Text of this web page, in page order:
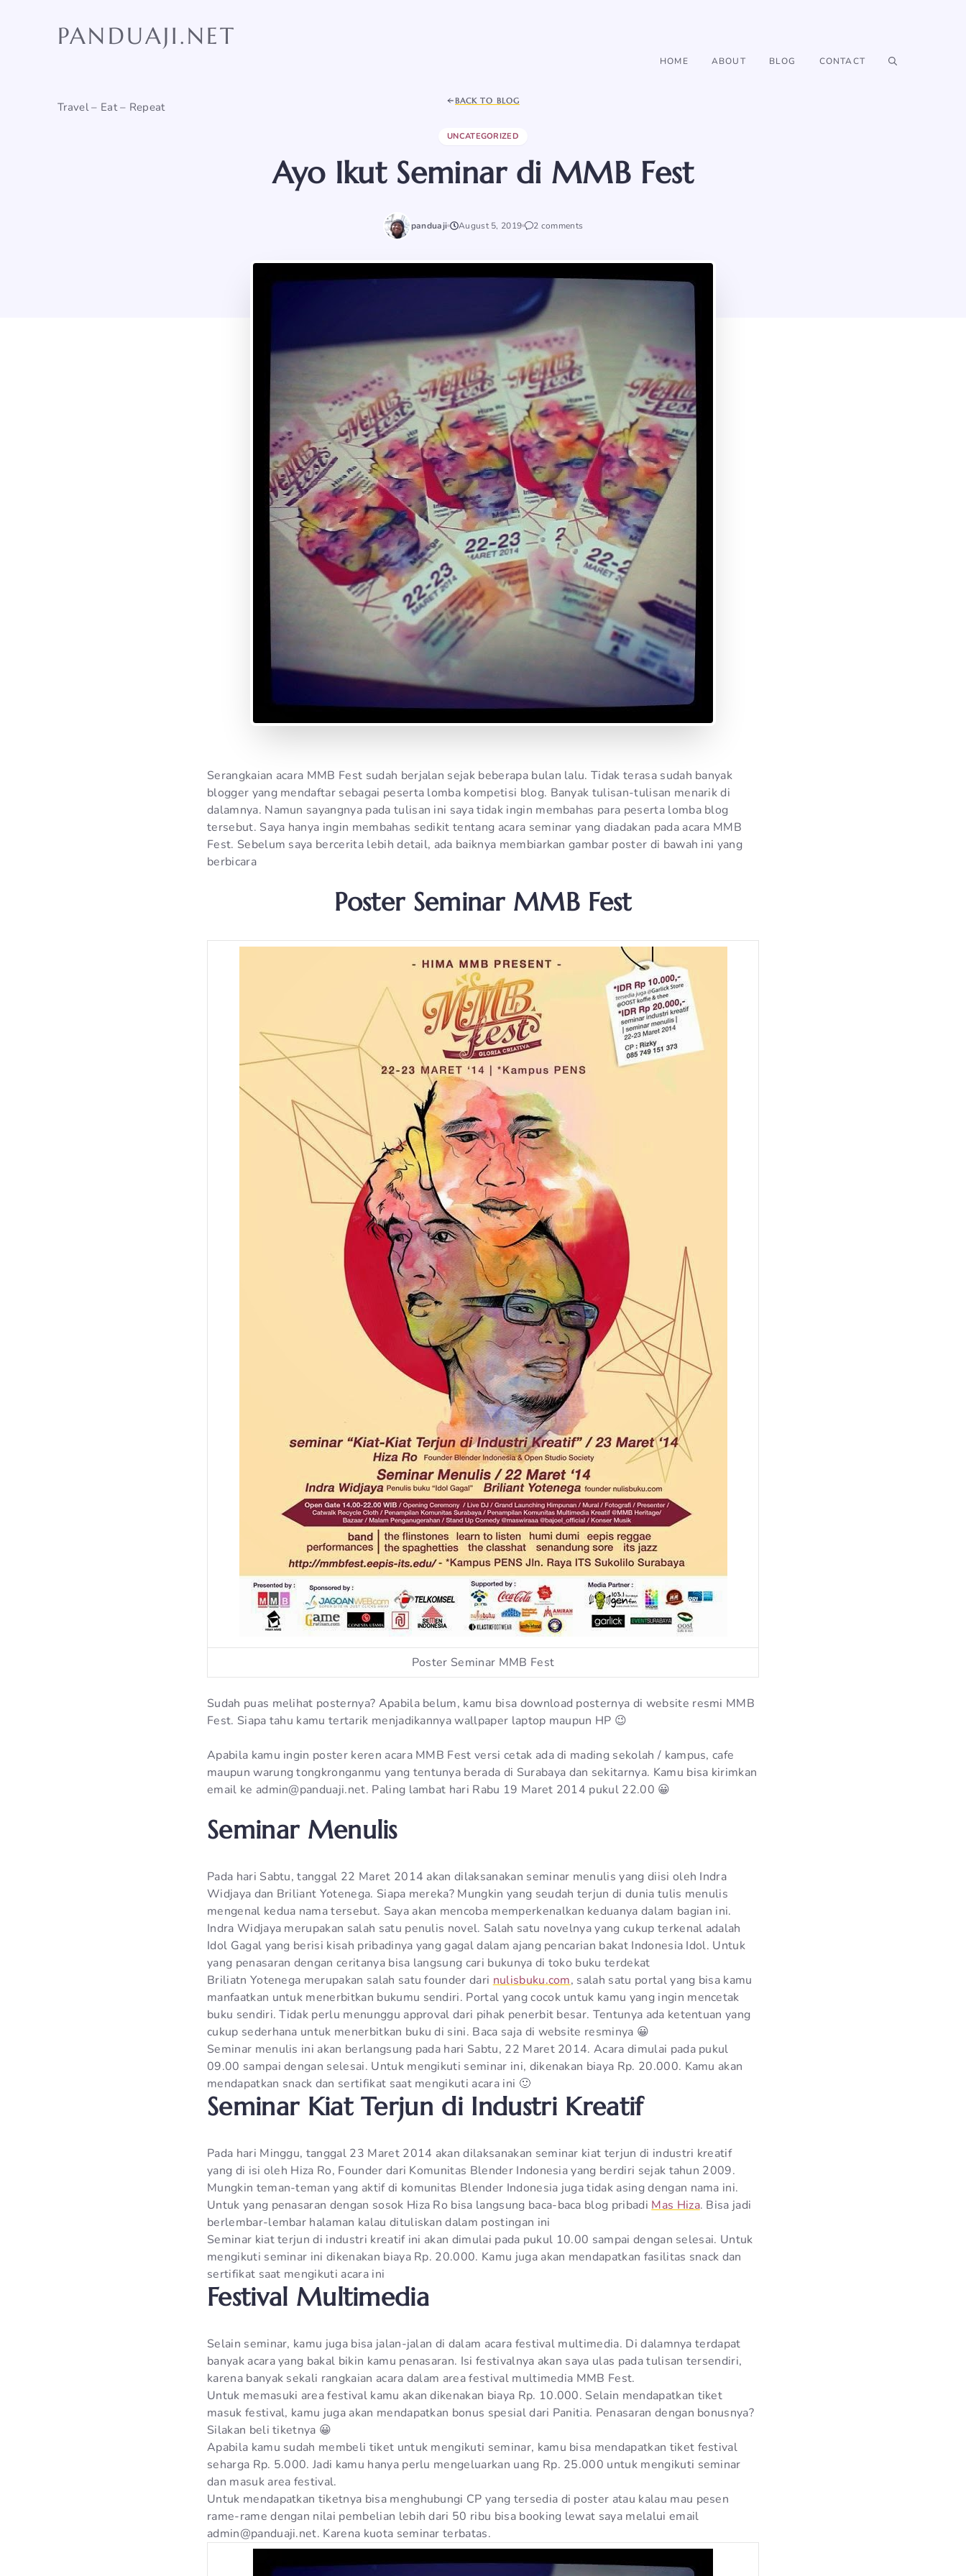
PANDUAJI.NET
Travel – Eat – Repeat
HOME ABOUT BLOG CONTACT
BACK TO BLOG
UNCATEGORIZED
Ayo Ikut Seminar di MMB Fest
panduaji August 5, 2019 2 comments
Serangkaian acara MMB Fest sudah berjalan sejak beberapa bulan lalu. Tidak terasa sudah banyak
blogger yang mendaftar sebagai peserta lomba kompetisi blog. Banyak tulisan-tulisan menarik di
dalamnya. Namun sayangnya pada tulisan ini saya tidak ingin membahas para peserta lomba blog
tersebut. Saya hanya ingin membahas sedikit tentang acara seminar yang diadakan pada acara MMB
Fest. Sebelum saya bercerita lebih detail, ada baiknya membiarkan gambar poster di bawah ini yang
berbicara
Poster Seminar MMB Fest
Poster Seminar MMB Fest
Sudah puas melihat posternya? Apabila belum, kamu bisa download posternya di website resmi MMB
Fest. Siapa tahu kamu tertarik menjadikannya wallpaper laptop maupun HP 😉
Apabila kamu ingin poster keren acara MMB Fest versi cetak ada di mading sekolah / kampus, cafe
maupun warung tongkronganmu yang tentunya berada di Surabaya dan sekitarnya. Kamu bisa kirimkan
email ke admin@panduaji.net. Paling lambat hari Rabu 19 Maret 2014 pukul 22.00 😀
Seminar Menulis
Pada hari Sabtu, tanggal 22 Maret 2014 akan dilaksanakan seminar menulis yang diisi oleh Indra
Widjaya dan Briliant Yotenega. Siapa mereka? Mungkin yang seudah terjun di dunia tulis menulis
mengenal kedua nama tersebut. Saya akan mencoba memperkenalkan keduanya dalam bagian ini.
Indra Widjaya merupakan salah satu penulis novel. Salah satu novelnya yang cukup terkenal adalah
Idol Gagal yang berisi kisah pribadinya yang gagal dalam ajang pencarian bakat Indonesia Idol. Untuk
yang penasaran dengan ceritanya bisa langsung cari bukunya di toko buku terdekat
Briliatn Yotenega merupakan salah satu founder dari nulisbuku.com, salah satu portal yang bisa kamu
manfaatkan untuk menerbitkan bukumu sendiri. Portal yang cocok untuk kamu yang ingin mencetak
buku sendiri. Tidak perlu menunggu approval dari pihak penerbit besar. Tentunya ada ketentuan yang
cukup sederhana untuk menerbitkan buku di sini. Baca saja di website resminya 😀
Seminar menulis ini akan berlangsung pada hari Sabtu, 22 Maret 2014. Acara dimulai pada pukul
09.00 sampai dengan selesai. Untuk mengikuti seminar ini, dikenakan biaya Rp. 20.000. Kamu akan
mendapatkan snack dan sertifikat saat mengikuti acara ini 🙂
Seminar Kiat Terjun di Industri Kreatif
Pada hari Minggu, tanggal 23 Maret 2014 akan dilaksanakan seminar kiat terjun di industri kreatif
yang di isi oleh Hiza Ro, Founder dari Komunitas Blender Indonesia yang berdiri sejak tahun 2009.
Mungkin teman-teman yang aktif di komunitas Blender Indonesia juga tidak asing dengan nama ini.
Untuk yang penasaran dengan sosok Hiza Ro bisa langsung baca-baca blog pribadi Mas Hiza. Bisa jadi
berlembar-lembar halaman kalau dituliskan dalam postingan ini
Seminar kiat terjun di industri kreatif ini akan dimulai pada pukul 10.00 sampai dengan selesai. Untuk
mengikuti seminar ini dikenakan biaya Rp. 20.000. Kamu juga akan mendapatkan fasilitas snack dan
sertifikat saat mengikuti acara ini
Festival Multimedia
Selain seminar, kamu juga bisa jalan-jalan di dalam acara festival multimedia. Di dalamnya terdapat
banyak acara yang bakal bikin kamu penasaran. Isi festivalnya akan saya ulas pada tulisan tersendiri,
karena banyak sekali rangkaian acara dalam area festival multimedia MMB Fest.
Untuk memasuki area festival kamu akan dikenakan biaya Rp. 10.000. Selain mendapatkan tiket
masuk festival, kamu juga akan mendapatkan bonus spesial dari Panitia. Penasaran dengan bonusnya?
Silakan beli tiketnya 😀
Apabila kamu sudah membeli tiket untuk mengikuti seminar, kamu bisa mendapatkan tiket festival
seharga Rp. 5.000. Jadi kamu hanya perlu mengeluarkan uang Rp. 25.000 untuk mengikuti seminar
dan masuk area festival.
Untuk mendapatkan tiketnya bisa menghubungi CP yang tersedia di poster atau kalau mau pesen
rame-rame dengan nilai pembelian lebih dari 50 ribu bisa booking lewat saya melalui email
admin@panduaji.net. Karena kuota seminar terbatas.